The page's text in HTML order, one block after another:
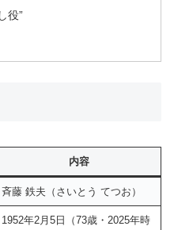
役”
内容
斉藤 鉄夫（さいとう てつお）
1952年2月5日（73歳・2025年時